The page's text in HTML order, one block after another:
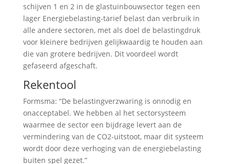
schijven 1 en 2 in de glastuinbouwsector tegen een
lager Energiebelasting-tarief belast dan verbruik in
alle andere sectoren, met als doel de belastingdruk
voor kleinere bedrijven gelijkwaardig te houden aan
die van grotere bedrijven. Dit voordeel wordt
gefaseerd afgeschaft.
Rekentool
Formsma: “De belastingverzwaring is onnodig en
onacceptabel. We hebben al het sectorsysteem
waarmee de sector een bijdrage levert aan de
vermindering van de CO2-uitstoot, maar dit systeem
wordt door deze verhoging van de energiebelasting
buiten spel gezet.”